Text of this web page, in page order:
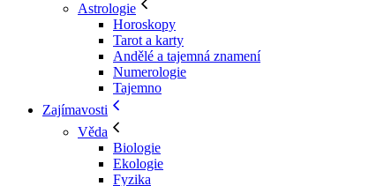
Astrologie
Horoskopy
Tarot a karty
Andělé a tajemná znamení
Numerologie
Tajemno
Zajímavosti
Věda
Biologie
Ekologie
Fyzika